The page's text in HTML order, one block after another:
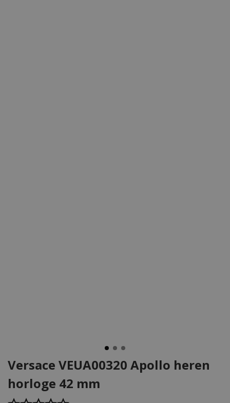
Versace VEUA00320 Apollo heren
horloge 42 mm